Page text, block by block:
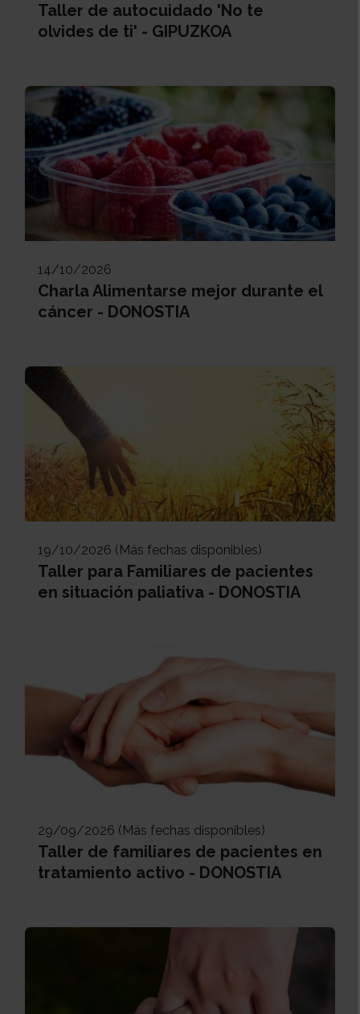
Taller de autocuidado 'No te
olvides de ti' - GIPUZKOA
14/10/2026
Charla Alimentarse mejor durante el
cáncer - DONOSTIA
19/10/2026 (Más fechas disponibles)
Taller para Familiares de pacientes
en situación paliativa - DONOSTIA
29/09/2026 (Más fechas disponibles)
Taller de familiares de pacientes en
tratamiento activo - DONOSTIA